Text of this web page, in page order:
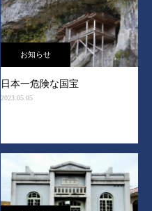
お知らせ
日本一危険な国宝
2023.05.05